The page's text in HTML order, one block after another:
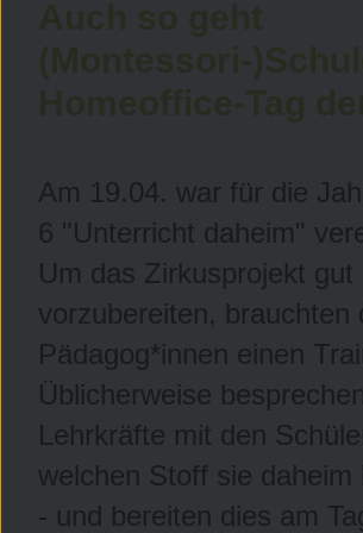
Am 19.04. war für die
6 "Unterricht daheim"
Um das Zirkusprojekt gut
vorzubereiten, brauchten
Pädagog*innen einen
Üblicherweise
Lehrkräfte mit den
welchen Stoff sie daheim
- und bereiten dies am